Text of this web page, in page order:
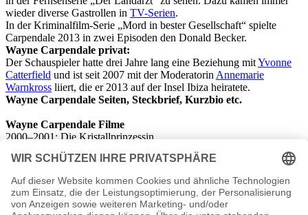
wieder diverse Gastrollen in TV-Serien.
In der Kriminalfilm-Serie „Mord in bester Gesellschaft“ spielte
Carpendale 2013 in zwei Episoden den Donald Becker.
Wayne Carpendale privat:
Der Schauspieler hatte drei Jahre lang eine Beziehung mitYvonne
Catterfield und ist seit 2007 mit der Moderatorin Annemarie
Warnkross liiert, die er 2013 auf der Insel Ibiza heiratete.
Wayne Carpendale Seiten, Steckbrief, Kurzbio etc.
Wayne Carpendale Filme
2000–2001: Die Kristallprinzessin
2000–2001: Unter uns
2001 - Rosamunde Pilcher – Paradies der Träume
2005 - girl friends – Freundschaft mit Herz
2006 - Rosamunde Pilcher – Die Liebe ihres Lebens
2005–2007 - Unser Charly